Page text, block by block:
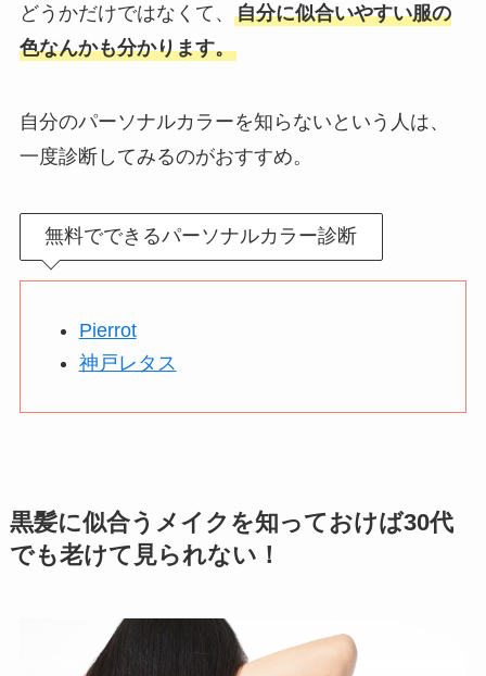
どうかだけではなくて、 自分に似合いやすい服の
色なんかも分かります。
自分のパーソナルカラーを知らないという人は、
一度診断してみるのがおすすめ。
無料でできるパーソナルカラー診断
Pierrot
神戸レタス
黒髪に似合うメイクを知っておけば30代
でも老けて見られない！